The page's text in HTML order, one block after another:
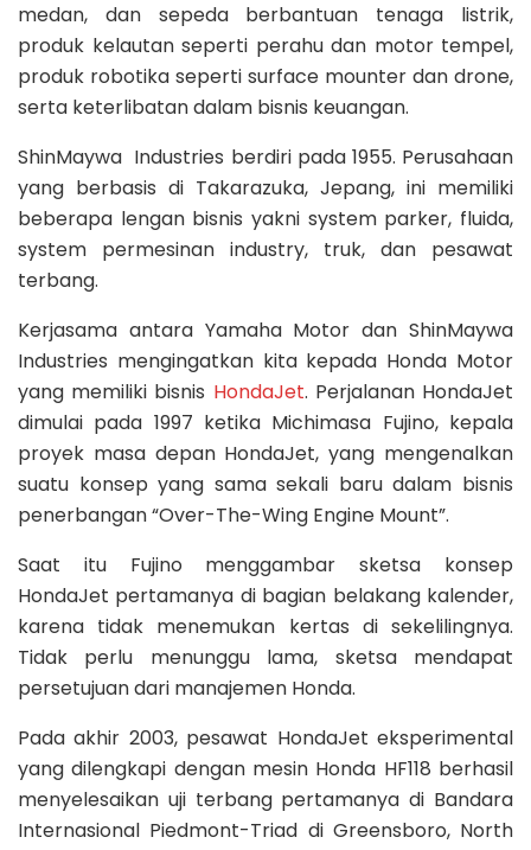
medan, dan sepeda berbantuan tenaga listrik,
produk kelautan seperti perahu dan motor tempel,
produk robotika seperti surface mounter dan drone,
serta keterlibatan dalam bisnis keuangan.
ShinMaywa Industries berdiri pada 1955. Perusahaan
yang berbasis di Takarazuka, Jepang, ini memiliki
beberapa lengan bisnis yakni system parker, fluida,
system permesinan industry, truk, dan pesawat
terbang.
Kerjasama antara Yamaha Motor dan ShinMaywa
Industries mengingatkan kita kepada Honda Motor
yang memiliki bisnis HondaJet. Perjalanan HondaJet
dimulai pada 1997 ketika Michimasa Fujino, kepala
proyek masa depan HondaJet, yang mengenalkan
suatu konsep yang sama sekali baru dalam bisnis
penerbangan “Over-The-Wing Engine Mount”.
Saat itu Fujino menggambar sketsa konsep
HondaJet pertamanya di bagian belakang kalender,
karena tidak menemukan kertas di sekelilingnya.
Tidak perlu menunggu lama, sketsa mendapat
persetujuan dari manajemen Honda.
Pada akhir 2003, pesawat HondaJet eksperimental
yang dilengkapi dengan mesin Honda HF118 berhasil
menyelesaikan uji terbang pertamanya di Bandara
Internasional Piedmont-Triad di Greensboro, North